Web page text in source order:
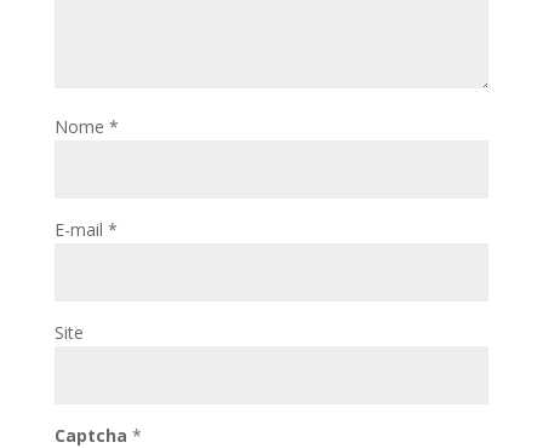
Nome *
E-mail *
Site
Captcha *